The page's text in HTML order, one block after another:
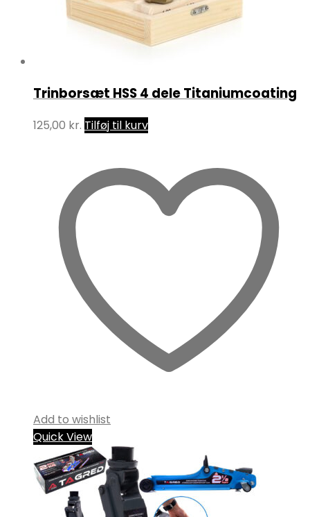
Trinborsæt HSS 4 dele Titaniumcoating
125,00 kr. Tilføj til kurv
Add to wishlist
Quick View